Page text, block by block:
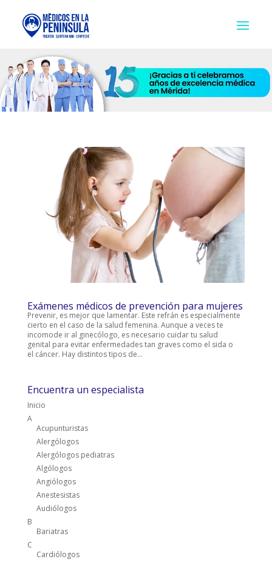
Exámenes médicos de prevención para mujeres
Prevenir, es mejor que lamentar. Este refrán es especialmente
cierto en el caso de la salud femenina. Aunque a veces te
incomode ir al ginecólogo, es necesario cuidar tu salud
genital para evitar enfermedades tan graves como el sida o
el cáncer. Hay distintos tipos de...
Encuentra un especialista
Inicio
A
Acupunturistas
Alergólogos
Alergólogos pediatras
Algólogos
Angiólogos
Anestesistas
Audiólogos
B
Bariatras
C
Cardiólogos